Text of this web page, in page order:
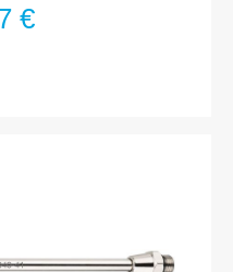
wenn blockiertEinsatz an
€